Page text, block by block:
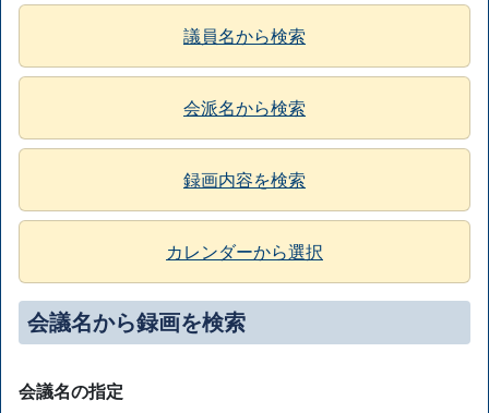
議員名から検索
会派名から検索
録画内容を検索
カレンダーから選択
会議名から録画を検索
会議名の指定